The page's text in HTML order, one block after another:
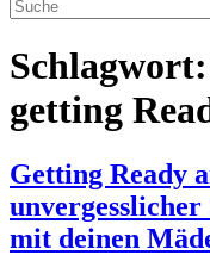
Schlagwort:
getting
Getting Ready
mit deinen